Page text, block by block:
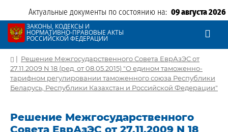
Актуальные документы по состоянию на: 09 августа 2026
ЗАКОНЫ, КОДЕКСЫ И
НОРМАТИВНО-ПРАВОВЫЕ АКТЫ
РОССИЙСКОЙ ФЕДЕРАЦИИ
| Решение Межгосударственного Совета ЕврАзЭС от
27.11.2009 N 18 (ред. от 08.05.2015) "О едином таможенно-
тарифном регулировании таможенного союза Республики
Беларусь, Республики Казахстан и Российской Федерации"
Решение Межгосударственного
Совета ЕврАзЭС от 27.11.2009 N 18